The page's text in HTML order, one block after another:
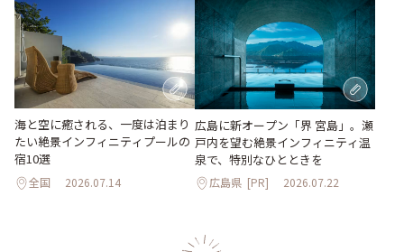
海と空に癒される、一度は泊まり
たい絶景インフィニティプールの
宿10選
全国 2026.07.14
広島に新オープン「界 宮島」。瀬
戸内を望む絶景インフィニティ温
泉で、特別なひとときを
広島県 [PR] 2026.07.22